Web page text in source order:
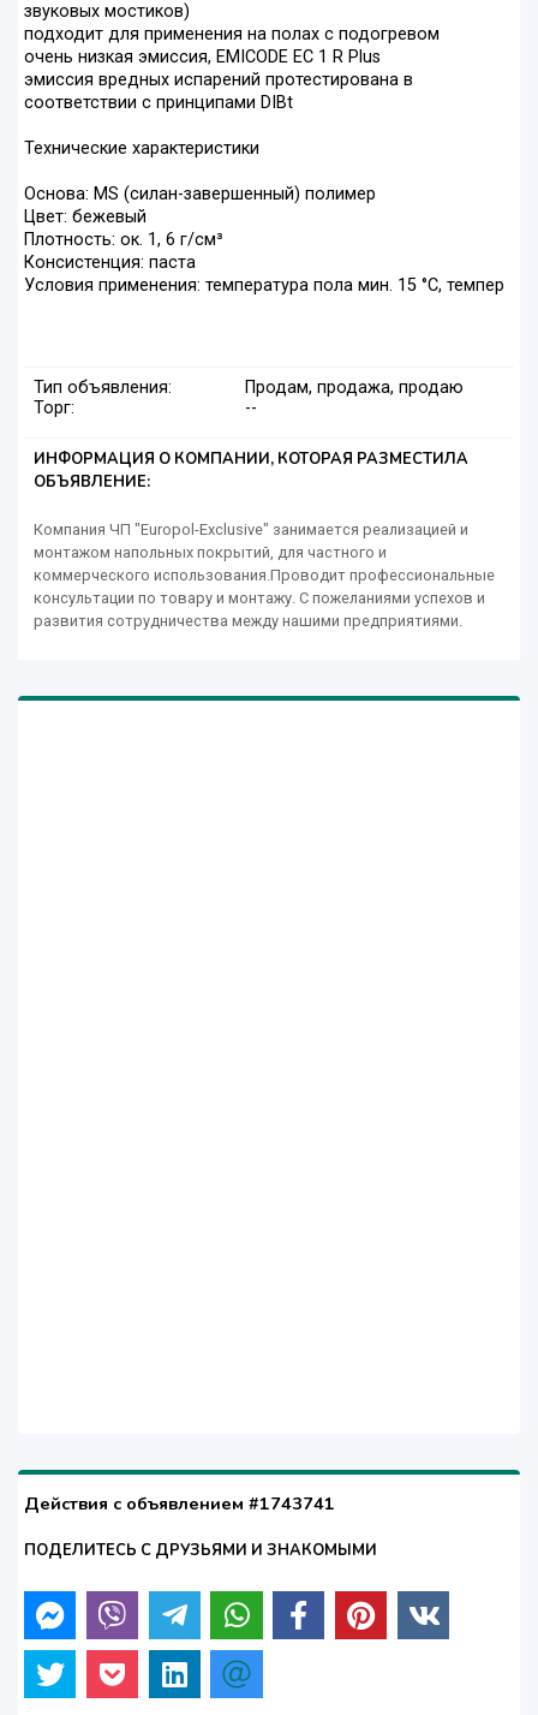
звуковых мостиков)
подходит для применения на полах с подогревом
очень низкая эмиссия, EMICODE EC 1 R Plus
эмиссия вредных испарений протестирована в
соответствии с принципами DIBt
Технические характеристики
Основа: MS (силан-завершенный) полимер
Цвет: бежевый
Плотность: ок. 1, 6 г/см³
Консистенция: паста
Условия применения: температура пола мин. 15 °C, темпер
Тип объявления:
Продам, продажа, продаю
Торг:
--
ИНФОРМАЦИЯ О КОМПАНИИ, КОТОРАЯ РАЗМЕСТИЛА
ОБЪЯВЛЕНИЕ:
Компания ЧП "Europol-Exclusive" занимается реализацией и
монтажом напольных покрытий, для частного и
коммерческого использования.Проводит профессиональные
консультации по товару и монтажу. С пожеланиями успехов и
развития сотрудничества между нашими предприятиями.
Действия с объявлением #1743741
ПОДЕЛИТЕСЬ С ДРУЗЬЯМИ И ЗНАКОМЫМИ